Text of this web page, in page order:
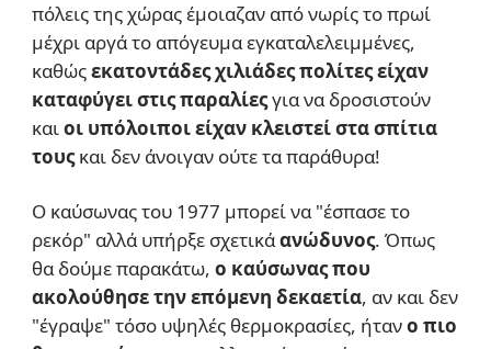
πόλεις της χώρας έμοιαζαν από νωρίς το πρωί
μέχρι αργά το απόγευμα εγκαταλελειμμένες,
καθώςεκατοντάδες χιλιάδες πολίτες είχαν
καταφύγει στις παραλίεςγια να δροσιστούν
καιοι υπόλοιποι είχαν κλειστεί στα σπίτια
τουςκαι δεν άνοιγαν ούτε τα παράθυρα!
Ο καύσωνας του 1977 μπορεί να "έσπασε το
ρεκόρ" αλλά υπήρξε σχετικάανώδυνος. Όπως
θα δούμε παρακάτω, ο καύσωνας που
ακολούθησε την επόμενη δεκαετία, αν και δεν
"έγραψε" τόσο υψηλές θερμοκρασίες, ήτανο πιο